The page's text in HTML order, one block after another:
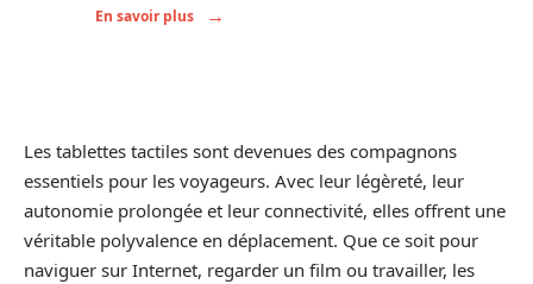
En savoir plus
Les tablettes tactiles sont devenues des compagnons
essentiels pour les voyageurs. Avec leur légèreté, leur
autonomie prolongée et leur connectivité, elles offrent une
véritable polyvalence en déplacement. Que ce soit pour
naviguer sur Internet, regarder un film ou travailler, les